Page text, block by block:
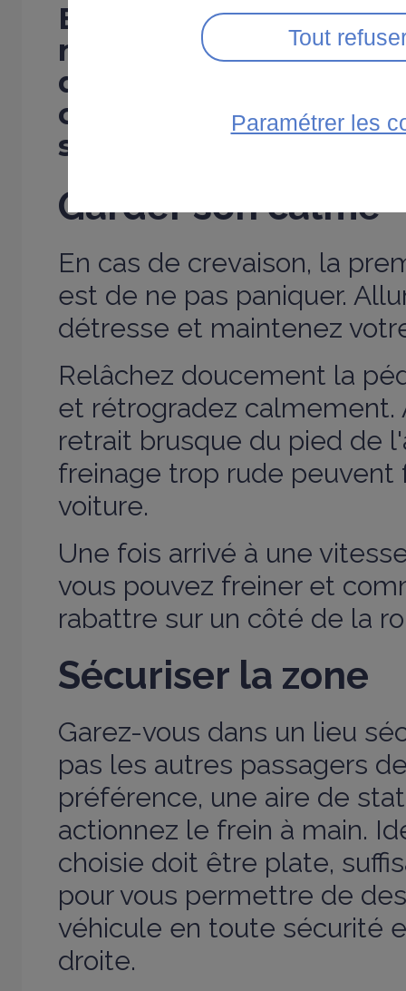
En voiture, une
n’importe quand et
donc important
comportements afin
sécurité et celle des
Garder son calme
En cas de crevaison, la
est de ne pas paniquer.
détresse et maintenez
Relâchez doucement la
et rétrogradez calmement.
retrait brusque du pied de
freinage trop rude peuvent
voiture.
Une fois arrivé à une
vous pouvez freiner et
rabattre sur un côté de la
Sécuriser la zone
Garez-vous dans un lieu
pas les autres passagers
préférence, une aire de
actionnez le frein à main.
choisie doit être plate,
pour vous permettre de
véhicule en toute sécurité
droite.
Tout
Paramétrer les